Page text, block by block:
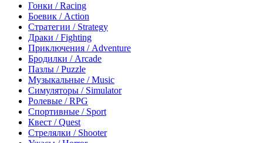
Гонки / Racing
Боевик / Action
Стратегии / Strategy
Драки / Fighting
Приключения / Adventure
Бродилки / Arcade
Пазлы / Puzzle
Музыкальные / Music
Симуляторы / Simulator
Ролевые / RPG
Спортивные / Sport
Квест / Quest
Стрелялки / Shooter